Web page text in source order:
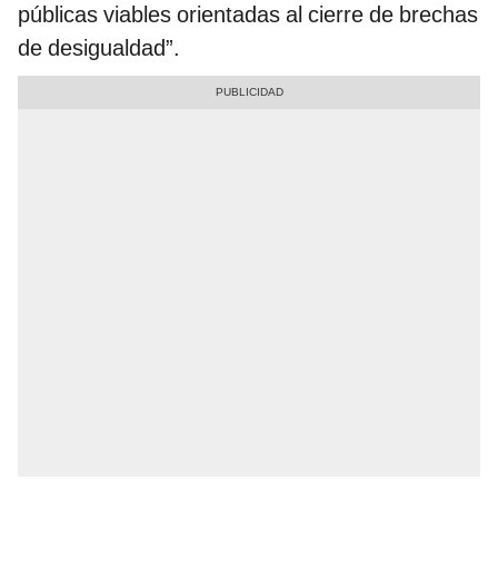
públicas viables orientadas al cierre de brechas
de desigualdad”.